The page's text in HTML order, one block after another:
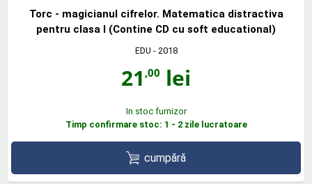
Torc - magicianul cifrelor. Matematica distractiva
pentru clasa I (Contine CD cu soft educational)
EDU - 2018
21 ,00 lei
In stoc furnizor
Timp confirmare stoc: 1 - 2 zile lucratoare
cumpără